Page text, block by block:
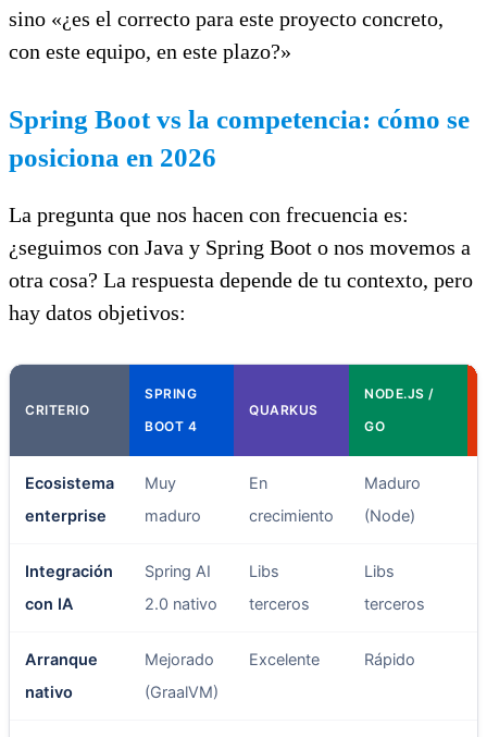
sino «¿es el correcto para este proyecto concreto,
con este equipo, en este plazo?»
Spring Boot vs la competencia: cómo se
posiciona en 2026
La pregunta que nos hacen con frecuencia es:
¿seguimos con Java y Spring Boot o nos movemos a
otra cosa? La respuesta depende de tu contexto, pero
hay datos objetivos:
CRITERIO
SPRING
BOOT 4
QUARKUS
NODE.JS /
GO
Ecosistema
enterprise
Muy
maduro
En
crecimiento
Maduro
(Node)
Integración
con IA
Spring AI
2.0 nativo
Libs
terceros
Libs
terceros
Arranque
nativo
Mejorado
(GraalVM)
Excelente Rápido